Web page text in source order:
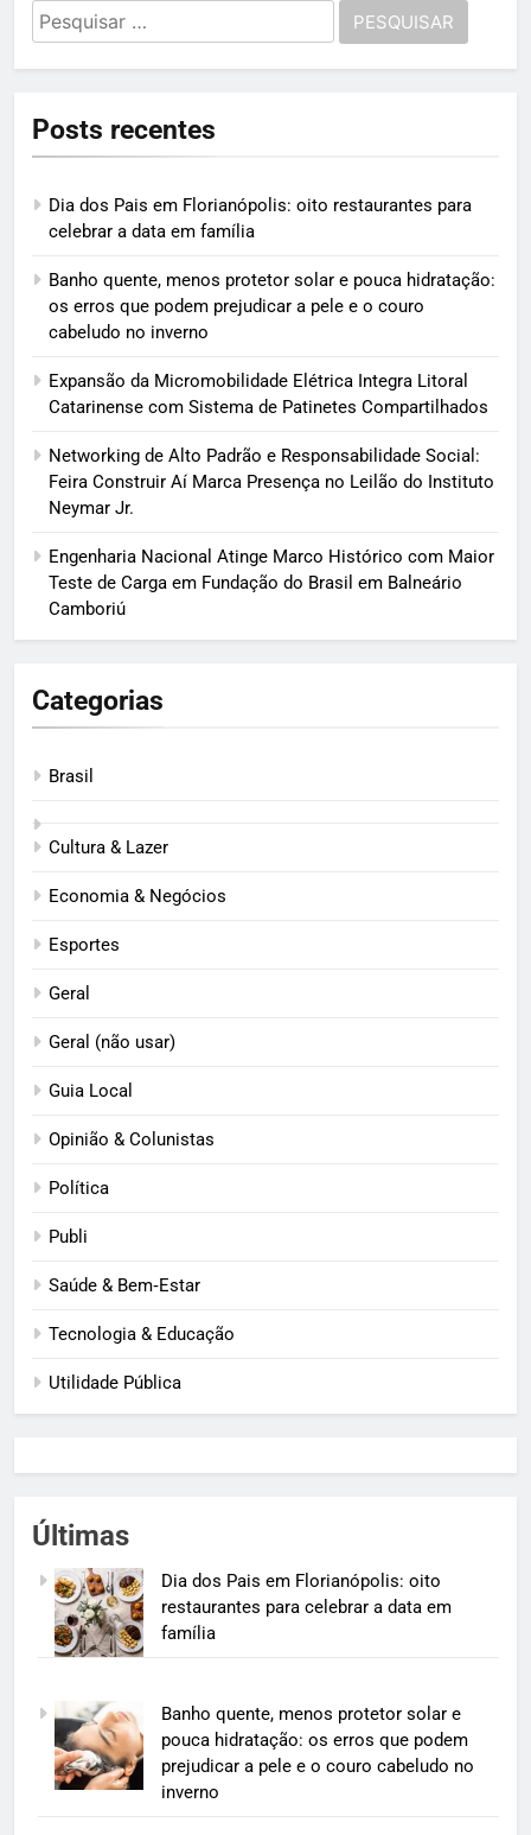
Pesquisar
por:
Posts recentes
Dia dos Pais em Florianópolis: oito restaurantes para
celebrar a data em família
Banho quente, menos protetor solar e pouca hidratação:
os erros que podem prejudicar a pele e o couro
cabeludo no inverno
Expansão da Micromobilidade Elétrica Integra Litoral
Catarinense com Sistema de Patinetes Compartilhados
Networking de Alto Padrão e Responsabilidade Social:
Feira Construir Aí Marca Presença no Leilão do Instituto
Neymar Jr.
Engenharia Nacional Atinge Marco Histórico com Maior
Teste de Carga em Fundação do Brasil em Balneário
Camboriú
Categorias
Brasil
Cultura & Lazer
Economia & Negócios
Esportes
Geral
Geral (não usar)
Guia Local
Opinião & Colunistas
Política
Publi
Saúde & Bem‑Estar
Tecnologia & Educação
Utilidade Pública
Últimas
Dia dos Pais em Florianópolis: oito
restaurantes para celebrar a data em
família
Banho quente, menos protetor solar e
pouca hidratação: os erros que podem
prejudicar a pele e o couro cabeludo no
inverno